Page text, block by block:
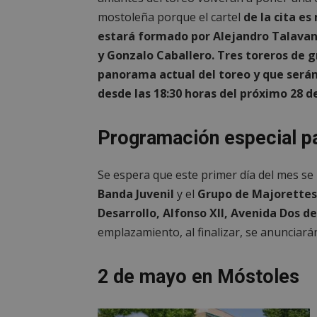
mostoleña porque el cartel de la cita es
estará formado por Alejandro
y Gonzalo Caballero. Tres toreros de
panorama actual del toreo y que
desde las 18:30 horas del próximo 28
Programación especial
Se espera que este primer día del mes se
Banda Juvenil y el Grupo de
Desarrollo, Alfonso XII, Avenida Dos
emplazamiento, al finalizar, se
2 de mayo en Móstoles
_ga_CJ6TH46G2D
Nombre
YSC
Nombre
/
vuid
Inc.
Nombre